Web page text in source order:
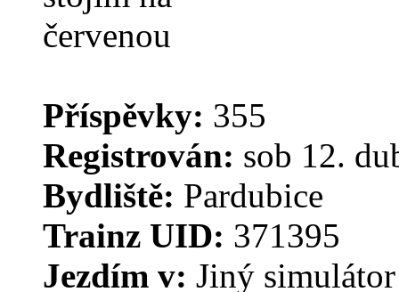
Příspěvky: 355
Registrován: sob 12.
Bydliště: Pardubice
Trainz UID: 371395
Jezdím v: Jiný simulátor